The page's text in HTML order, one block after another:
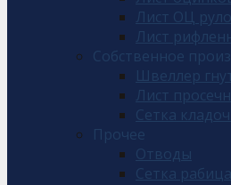
Лист ОЦ
Лист
Собственное
Швеллер
Лист
Сетка
Прочее
Отводы
Сетка рабица